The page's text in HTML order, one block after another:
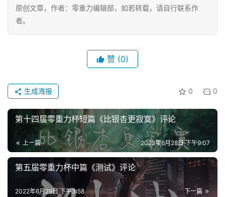
投
稿
幻
讯
主
题
幻
登录
原创文章，作者：零重力编辑部，如若转载，请自行联系作
者。
赞 (0)
0 0
生成海报
第十四届零重力杯短篇《比银杏更寂寞》评论
上一篇 2022年6月28日 下午9:07
第五届零重力杯中篇《测试》评论
下一篇
2022年6月29日 下午3:58